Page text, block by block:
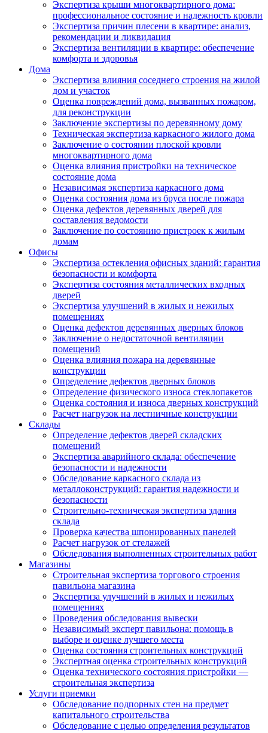
Экспертиза крыши многоквартирного дома:
профессиональное состояние и надежность кровли
Экспертиза причин плесени в квартире: анализ,
рекомендации и ликвидация
Экспертиза вентиляции в квартире: обеспечение
комфорта и здоровья
Дома
Экспертиза влияния соседнего строения на жилой
дом и участок
Оценка повреждений дома, вызванных пожаром,
для реконструкции
Заключение экспертизы по деревянному дому
Техническая экспертиза каркасного жилого дома
Заключение о состоянии плоской кровли
многоквартирного дома
Оценка влияния пристройки на техническое
состояние дома
Независимая экспертиза каркасного дома
Оценка состояния дома из бруса после пожара
Оценка дефектов деревянных дверей для
составления ведомости
Заключение по состоянию пристроек к жилым
домам
Офисы
Экспертиза остекления офисных зданий: гарантия
безопасности и комфорта
Экспертиза состояния металлических входных
дверей
Экспертиза улучшений в жилых и нежилых
помещениях
Оценка дефектов деревянных дверных блоков
Заключение о недостаточной вентиляции
помещений
Оценка влияния пожара на деревянные
конструкции
Определение дефектов дверных блоков
Определение физического износа стеклопакетов
Оценка состояния и износа дверных конструкций
Расчет нагрузок на лестничные конструкции
Склады
Определение дефектов дверей складских
помещений
Экспертиза аварийного склада: обеспечение
безопасности и надежности
Обследование каркасного склада из
металлоконструкций: гарантия надежности и
безопасности
Строительно-техническая экспертиза здания
склада
Проверка качества шпонированных панелей
Расчет нагрузок от стелажей
Обследования выполненных строительных работ
Магазины
Строительная экспертиза торгового строения
павильона магазина
Экспертиза улучшений в жилых и нежилых
помещениях
Проведения обследования вывески
Независимый эксперт павильона: помощь в
выборе и оценке лучшего места
Оценка состояния строительных конструкций
Экспертная оценка строительных конструкций
Оценка технического состояния пристройки —
строительная экспертиза
Услуги приемки
Обследование подпорных стен на предмет
капитального строительства
Обследование с целью определения результатов